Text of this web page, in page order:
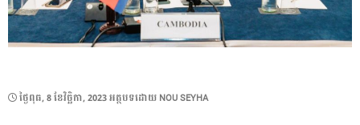
POSTED
ថ្ងៃ​ពុធ, 8 ខែ​វិច្ឆិកា, 2023អត្ថបទដោយ NOU SEYHA